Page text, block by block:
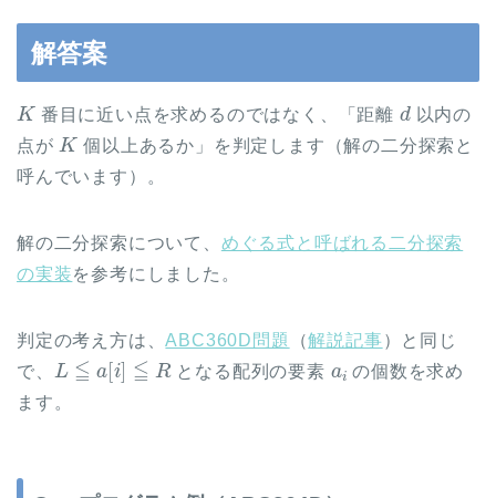
解答案
K
番目に近い点を求めるのではなく、「距離
d
以内の
点が
K
個以上あるか」を判定します（解の二分探索と
呼んでいます）。
解の二分探索について、 めぐる式と呼ばれる二分探索
の実装を参考にしました。
判定の考え方は、ABC360D問題 （解説記事）と同じ
で、
L a ]≦ R
となる配列の要素
の個数を求め
ます。